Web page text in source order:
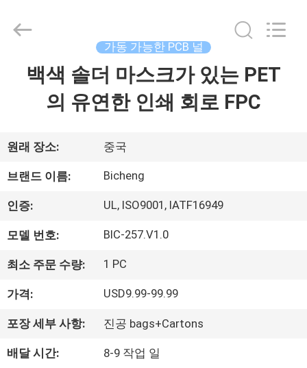
품
비
디
우
리
에
Bicheng
Electronics
가동 가능한 PCB 널
백색 솔더 마스크가 있는 PET
의 유연한 인쇄 회로 FPC
원래 장소: 중국
브랜드 이름: Bicheng
인증: UL, ISO9001, IATF16949
모델 번호: BIC-257.V1.0
최소 주문 수량: 1 PC
가격: USD9.99-99.99
포장 세부 사항: 진공 bags+Cartons
배달 시간: 8-9 작업 일